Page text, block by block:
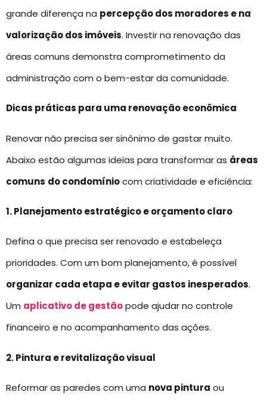
grande diferença na percepção dos moradores e na
valorização dos imóveis. Investir na renovação das
áreas comuns demonstra comprometimento da
administração com o bem-estar da comunidade.
Dicas práticas para uma renovação econômica
Renovar não precisa ser sinônimo de gastar muito.
Abaixo estão algumas ideias para transformar as áreas
comuns do condomíniocom criatividade e eficiência:
1. Planejamento estratégico e orçamento claro
Defina o que precisa ser renovado e estabeleça
prioridades. Com um bom planejamento, é possível
organizar cada etapa e evitar gastos inesperados.
Um aplicativo de gestãopode ajudar no controle
financeiro e no acompanhamento das ações.
2. Pintura e revitalização visual
Reformar as paredes com uma nova pintura ou